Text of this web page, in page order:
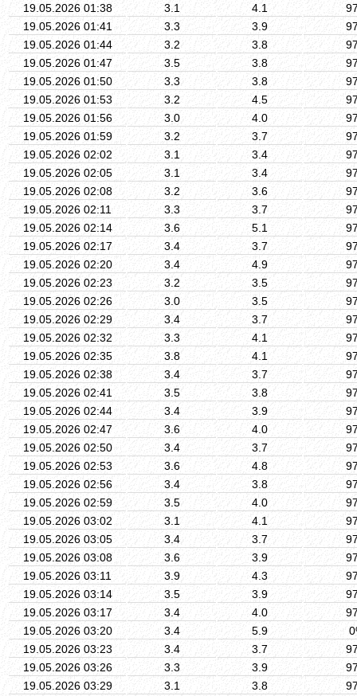
19.05.2026 01:38
3.1 4.1
19.05.2026 01:41
3.3 3.9
19.05.2026 01:44
3.2 3.8
19.05.2026 01:47
3.5 3.8
19.05.2026 01:50
3.3 3.8
19.05.2026 01:53
3.2 4.5
19.05.2026 01:56
3.0 4.0
19.05.2026 01:59
3.2 3.7
19.05.2026 02:02
3.1 3.4
19.05.2026 02:05
3.1 3.4
19.05.2026 02:08
3.2 3.6
19.05.2026 02:11
3.3 3.7
19.05.2026 02:14
3.6 5.1
19.05.2026 02:17
3.4 3.7
19.05.2026 02:20
3.4 4.9
19.05.2026 02:23
3.2 3.5
19.05.2026 02:26
3.0 3.5
19.05.2026 02:29
3.4 3.7
19.05.2026 02:32
3.3 4.1
19.05.2026 02:35
3.8 4.1
19.05.2026 02:38
3.4 3.7
19.05.2026 02:41
3.5 3.8
19.05.2026 02:44
3.4 3.9
19.05.2026 02:47
3.6 4.0
19.05.2026 02:50
3.4 3.7
19.05.2026 02:53
3.6 4.8
19.05.2026 02:56
3.4 3.8
19.05.2026 02:59
3.5 4.0
19.05.2026 03:02
3.1 4.1
19.05.2026 03:05
3.4 3.7
19.05.2026 03:08
3.6 3.9
19.05.2026 03:11
3.9 4.3
19.05.2026 03:14
3.5 3.9
19.05.2026 03:17
3.4 4.0
19.05.2026 03:20
3.4 5.9
19.05.2026 03:23
3.4 3.7
19.05.2026 03:26
3.3 3.9
19.05.2026 03:29
3.1 3.8